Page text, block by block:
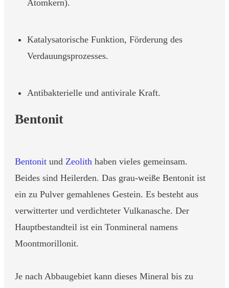
Atomkern).
Katalysatorische Funktion, Förderung des
Verdauungsprozesses.
Antibakterielle und antivirale Kraft.
Bentonit
Bentonit und Zeolith haben vieles gemeinsam.
Beides sind Heilerden. Das grau-weiße Bentonit ist
ein zu Pulver gemahlenes Gestein. Es besteht aus
verwitterter und verdichteter Vulkanasche. Der
Hauptbestandteil ist ein Tonmineral namens
Moontmorillonit.
Je nach Abbaugebiet kann dieses Mineral bis zu